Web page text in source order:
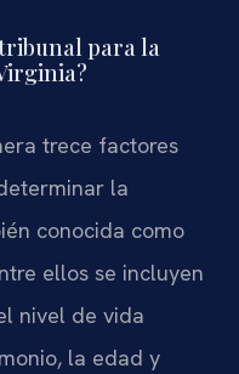
para la
trece factores
la
conocida como
ellos se incluyen
nivel de vida
la edad y